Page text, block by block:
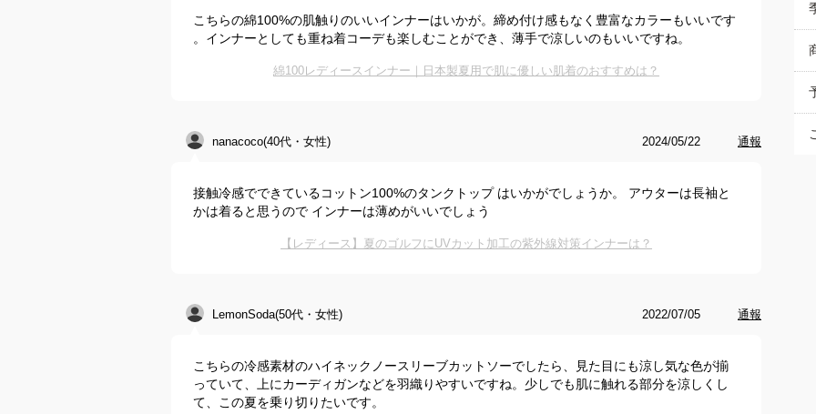
こちらの綿100%の肌触りのいいインナーはいかが。締め付け感もなく豊富なカラーもいいです
。インナーとしても重ね着コーデも楽しむことができ、薄手で涼しいのもいいですね。
綿100レディースインナー｜日本製夏用で肌に優しい肌着のおすすめは？
nanacoco(40代・女性) 2024/05/22 通報
接触冷感でできているコットン100%のタンクトップ はいかがでしょうか。 アウターは長袖と
かは着ると思うので インナーは薄めがいいでしょう
【レディース】夏のゴルフにUVカット加工の紫外線対策インナーは？
LemonSoda(50代・女性) 2022/07/05 通報
こちらの冷感素材のハイネックノースリーブカットソーでしたら、見た目にも涼し気な色が揃
っていて、上にカーディガンなどを羽織りやすいですね。少しでも肌に触れる部分を涼しくし
て、この夏を乗り切りたいです。